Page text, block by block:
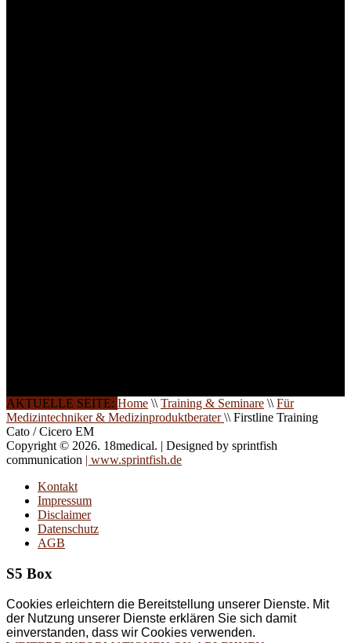
AKTUELLE SEITE: Home \\ Training & Seminare \\ Für
Medizintechniker & Medizinproduktberater\\ Firstline Training
Cato / Cicero EM
Copyright © 2026. 18medical. | Designed by sprintfish
communication | www.sprintfish.de
Kontakt
Impressum
Disclaimer
Datenschutz
AGB
S5 Box
Cookies erleichtern die Bereitstellung unserer Dienste. Mit
der Nutzung unserer Dienste erklären Sie sich damit
einverstanden, dass wir Cookies verwenden.